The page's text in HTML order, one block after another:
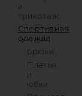
и
трикотаж
Спортивная
одежда
Брюки
Платья
и
юбки